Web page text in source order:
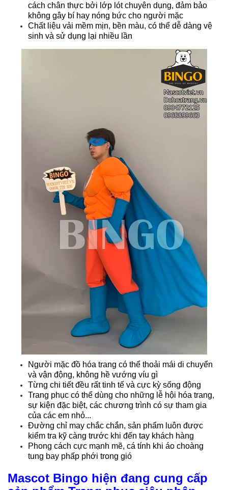
cách chân thực bởi lớp lót chuyên dụng, đảm bảo
không gây bí hay nóng bức cho người mặc
Chất liệu vải mềm mịn, bền màu, có thể dễ dàng vệ
sinh và sử dụng lại nhiều lần
Người mặc đồ hóa trang có thể thoải mái di chuyển
và vận động, không hề vướng víu gì
Từng chi tiết đều rất tinh tế và cực kỳ sống động
Trang phục có thể dùng cho những lễ hội hóa trang,
sự kiện đặc biệt, các chương trình có sự tham gia
của các em nhỏ...
Đường chỉ may chắc chắn, sản phẩm luôn được
kiểm tra kỹ càng trước khi đến tay khách hàng
Phong cách cực mạnh mẽ, cá tính khi áo choàng
tung bay phấp phới trong gió
Mascot Bingo hiện đang cung cấp